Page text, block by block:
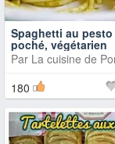
Spaghetti au
poché, végétarien
Par La cuisine de
180